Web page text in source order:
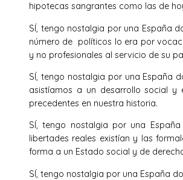
hipotecas sangrantes como las de
SÍ, tengo nostalgia por una España
número de políticos lo era por
y no profesionales al servicio de su
SÍ, tengo nostalgia por una España
asistíamos a un desarrollo social y
precedentes en nuestra historia.
SÍ, tengo nostalgia por una
libertades reales existían y las
forma a un Estado social y de
SÍ, tengo nostalgia por una España